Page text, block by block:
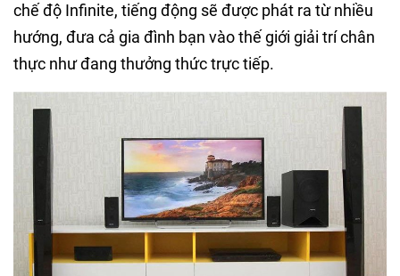
chế độ Infinite, tiếng động sẽ được phát ra từ nhiều
hướng, đưa cả gia đình bạn vào thế giới giải trí chân
thực như đang thưởng thức trực tiếp.